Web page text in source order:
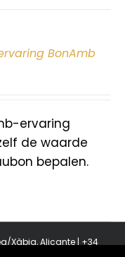
BonAmb
ervaring
de waarde
bepalen.
Xàbia, Alicante | +34